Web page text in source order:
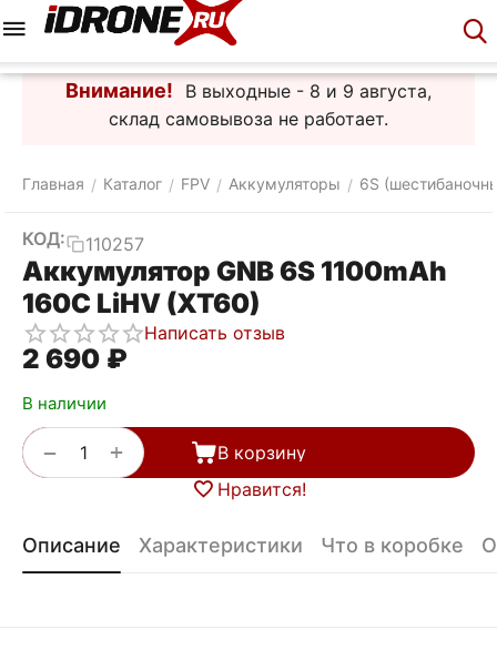
Внимание!
В выходные - 8 и 9 августа,
склад самовывоза не работает.
Главная / Каталог / FPV / Аккумуляторы / 6S
КОД: 110257
Аккумулятор GNB 6S 1100mAh
160C LiHV (XT60)
Написать отзыв
2 690 ₽
В наличии
+
−
В корзину
Нравится!
Описание Характеристики Что в коробке
Корзина